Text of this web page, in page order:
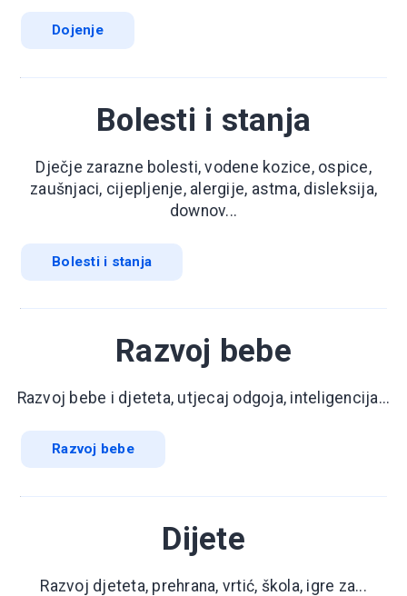
Dojenje
Bolesti i stanja
Dječje zarazne bolesti, vodene kozice, ospice,
zaušnjaci, cijepljenje, alergije, astma, disleksija,
downov...
Bolesti i stanja
Razvoj bebe
Razvoj bebe i djeteta, utjecaj odgoja, inteligencija...
Razvoj bebe
Dijete
Razvoj djeteta, prehrana, vrtić, škola, igre za...